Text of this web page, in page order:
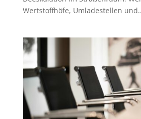
Wertstoffhöfe, Umladestellen